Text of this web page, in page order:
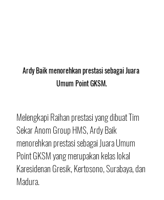
Ardy Baik menorehkan prestasi sebagai Juara
Umum Point GKSM.
Melengkapi Raihan prestasi yang dibuat Tim
Sekar Anom Group HMS, Ardy Baik
menorehkan prestasi sebagai Juara Umum
Point GKSM yang merupakan kelas lokal
Karesidenan Gresik, Kertosono, Surabaya, dan
Madura.